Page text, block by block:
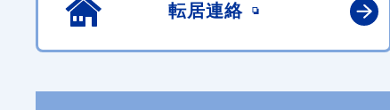
転居連絡